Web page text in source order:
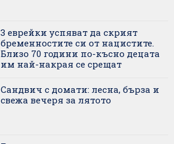
3 еврейки успяват да скрият
бременностите си от нацистите.
Близо 70 години по-късно децата
им най-накрая се срещат
Сандвич с домати: лесна, бърза и
свежа вечеря за лятото